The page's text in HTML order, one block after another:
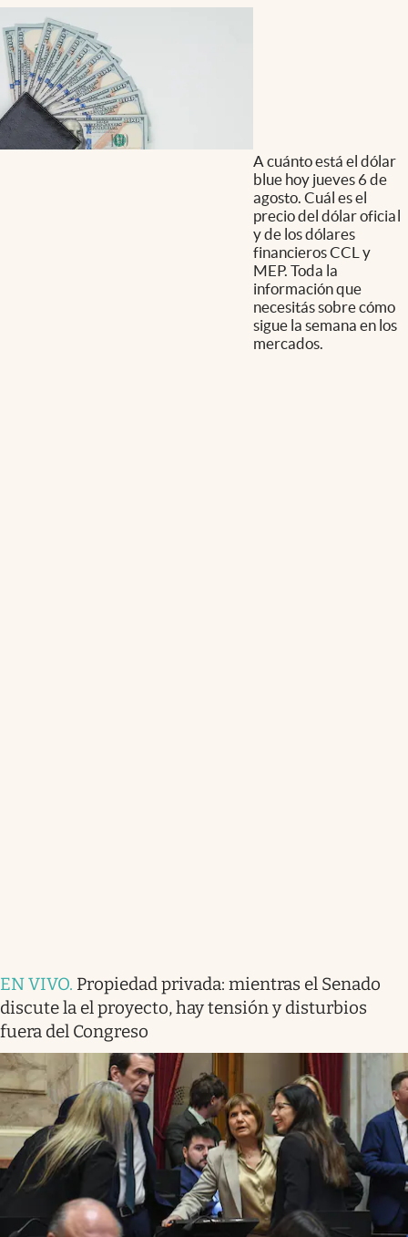
A cuánto está el dólar
blue hoy jueves 6 de
agosto. Cuál es el
precio del dólar oficial
y de los dólares
financieros CCL y
MEP. Toda la
información que
necesitás sobre cómo
sigue la semana en los
mercados.
EN VIVO. Propiedad privada: mientras el Senado
discute la el proyecto, hay tensión y disturbios
fuera del Congreso